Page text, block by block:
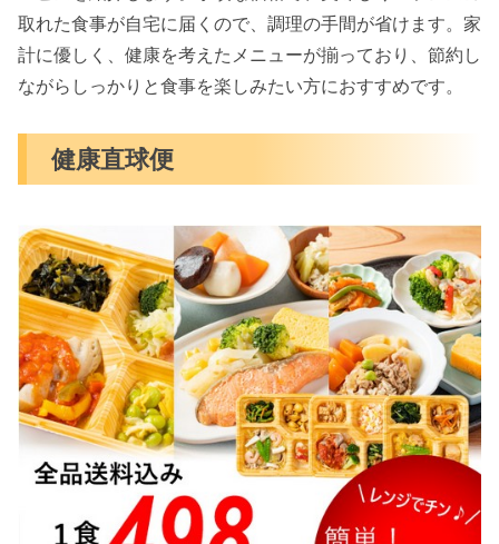
取れた食事が自宅に届くので、調理の手間が省けます。家
計に優しく、健康を考えたメニューが揃っており、節約し
ながらしっかりと食事を楽しみたい方におすすめです。
健康直球便